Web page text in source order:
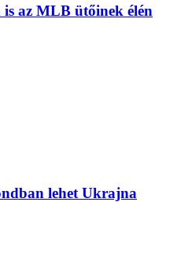
az MLB ütőinek élén
lehet Ukrajna